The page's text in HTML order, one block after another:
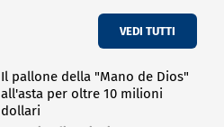
VEDI TUTTI
Il pallone della "Mano de Dios"
all'asta per oltre 10 milioni
dollari